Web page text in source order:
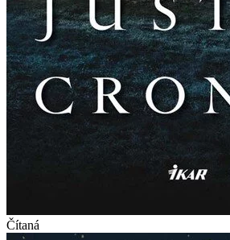
Čítaná